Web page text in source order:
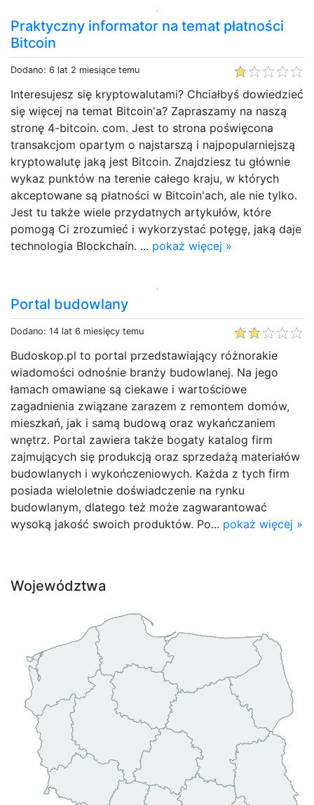
Praktyczny informator na temat płatności
Bitcoin
Dodano: 6 lat 2 miesiące temu
Interesujesz się kryptowalutami? Chciałbyś dowiedzieć
się więcej na temat Bitcoin'a? Zapraszamy na naszą
stronę 4-bitcoin. com. Jest to strona poświęcona
transakcjom opartym o najstarszą i najpopularniejszą
kryptowalutę jaką jest Bitcoin. Znajdziesz tu głównie
wykaz punktów na terenie całego kraju, w których
akceptowane są płatności w Bitcoin'ach, ale nie tylko.
Jest tu także wiele przydatnych artykułów, które
pomogą Ci zrozumieć i wykorzystać potęgę, jaką daje
technologia Blockchain. ... pokaż więcej »
Portal budowlany
Dodano: 14 lat 6 miesięcy temu
Budoskop.pl to portal przedstawiający różnorakie
wiadomości odnośnie branży budowlanej. Na jego
łamach omawiane są ciekawe i wartościowe
zagadnienia związane zarazem z remontem domów,
mieszkań, jak i samą budową oraz wykańczaniem
wnętrz. Portal zawiera także bogaty katalog firm
zajmujących się produkcją oraz sprzedażą materiałów
budowlanych i wykończeniowych. Każda z tych firm
posiada wieloletnie doświadczenie na rynku
budowlanym, dlatego też może zagwarantować
wysoką jakość swoich produktów. Po... pokaż więcej »
Województwa